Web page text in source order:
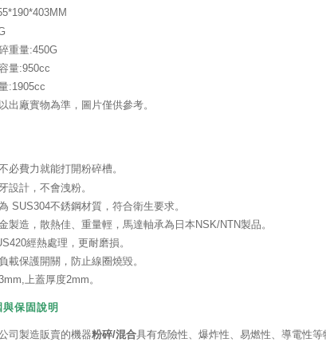
重量:450G
量:950cc
:1905cc
出廠實物為準，圖片僅供參考。
必費力就能打開粉碎槽。
設計，不會洩粉。
SUS304不銹鋼材質，符合衛生要求。
製造，散熱佳、重量輕，馬達軸承為日本NSK/NTN製品。
經熱處理，更耐磨損。
載保護開關，防止線圈燒毀。
上蓋厚度2mm。
與保固說明
司製造販賣的機器粉碎/混合具有危險性、爆炸性、易燃性、導電性